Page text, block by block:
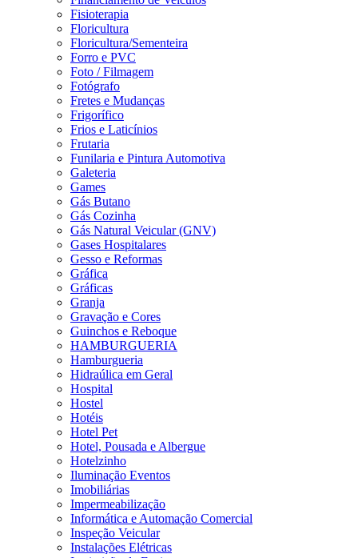
Fisioterapia
Floricultura
Floricultura/Sementeira
Forro e PVC
Foto / Filmagem
Fotógrafo
Fretes e Mudanças
Frigorífico
Frios e Laticínios
Frutaria
Funilaria e Pintura Automotiva
Galeteria
Games
Gás Butano
Gás Cozinha
Gás Natural Veicular (GNV)
Gases Hospitalares
Gesso e Reformas
Gráfica
Gráficas
Granja
Gravação e Cores
Guinchos e Reboque
HAMBURGUERIA
Hamburgueria
Hidraúlica em Geral
Hospital
Hostel
Hotéis
Hotel Pet
Hotel, Pousada e Albergue
Hotelzinho
Iluminação Eventos
Imobiliárias
Impermeabilização
Informática e Automação Comercial
Inspeção Veicular
Instalações Elétricas